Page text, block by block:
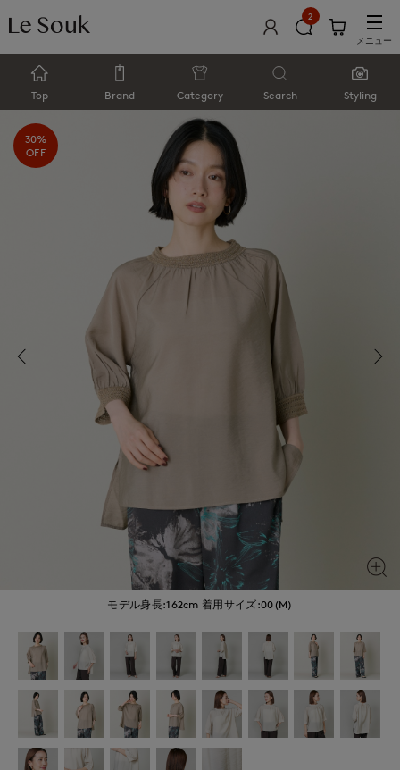
2
メニュー
Top Brand Category Search Styling
モデル身長:162cm 着用サイズ:00(M)
30%
OFF